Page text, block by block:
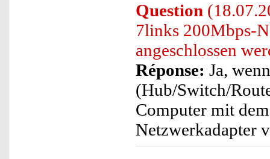
Question
7links 200Mbps-
angeschlossen
Réponse: Ja,
(Hub/Switch/
Computer mit
Netzwerkadapter